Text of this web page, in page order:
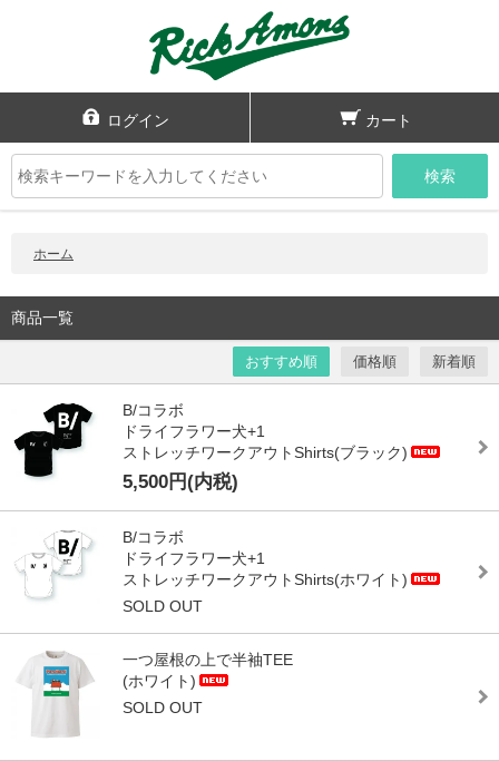
ログイン カート
検索
ホーム
商品一覧
おすすめ順 価格順 新着順
B/コラボ
ドライフラワー犬+1
ストレッチワークアウトShirts(ブラック)
5,500円(内税)
B/コラボ
ドライフラワー犬+1
ストレッチワークアウトShirts(ホワイト)
SOLD OUT
一つ屋根の上で半袖TEE
(ホワイト)
SOLD OUT